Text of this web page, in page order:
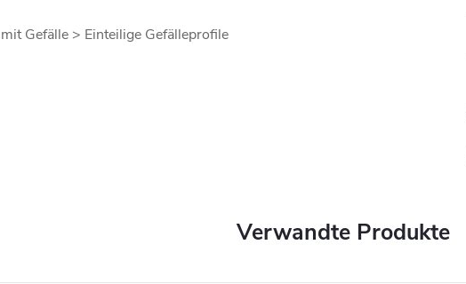
Gefälle > Einteilige Gefälleprofile
Verwandte Produkte